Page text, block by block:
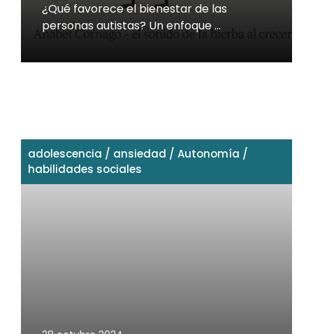
¿Qué favorece el bienestar de las
personas autistas? Un enfoque …
adolescencia / ansiedad / Autonomía /
habilidades sociales